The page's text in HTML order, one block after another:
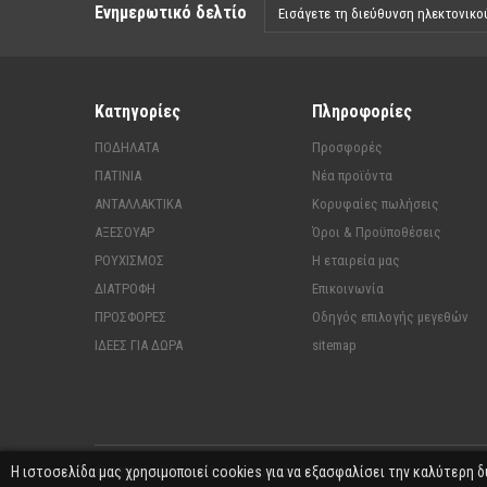
Ενημερωτικό δελτίο
Κατηγορίες
ΠΟΔΗΛΑΤΑ
ΠΑΤΙΝΙΑ
ΑΝΤΑΛΛΑΚΤΙΚΑ
ΑΞΕΣΟΥΑΡ
ΡΟΥΧΙΣΜΟΣ
ΔΙΑΤΡΟΦΗ
ΠΡΟΣΦΟΡΕΣ
ΙΔΕΕΣ ΓΙΑ ΔΩΡΑ
Πληροφορίες
Προσφορές
Νέα προϊόντα
Κορυφαίες πωλήσεις
Όροι & Προϋποθέσεις
Η εταιρεία μας
Επικοινωνία
Οδηγός επιλογής μεγεθών
sitemap
© 2016 the Bikings | developed by i DESIGN
Η ιστοσελίδα μας χρησιμοποιεί cookies για να εξασφαλίσει την καλύτερη